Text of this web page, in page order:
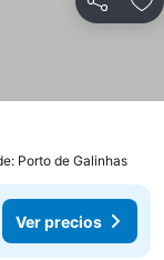
Compartir
Porto de Galinhas
Ver precios